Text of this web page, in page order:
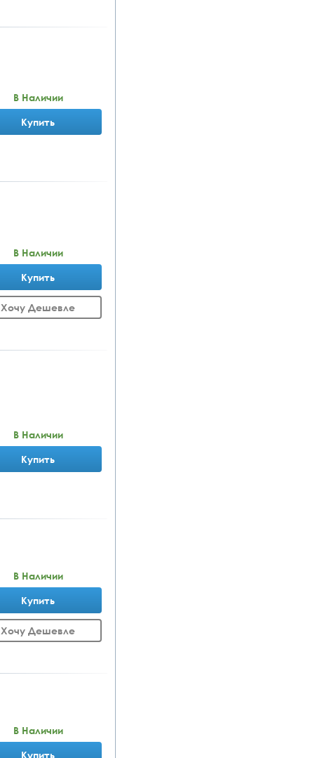
В Наличии
Купить
В Наличии
Купить
Хочу Дешевле
В Наличии
Купить
В Наличии
Купить
Хочу Дешевле
В Наличии
Купить